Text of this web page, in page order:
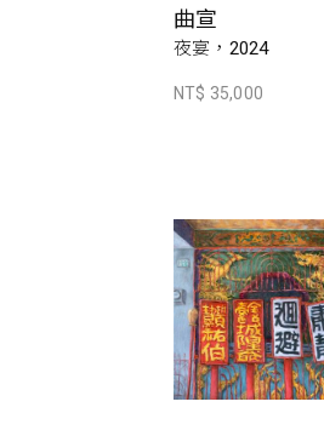
曲宣
夜宴，2024
NT$ 35,000